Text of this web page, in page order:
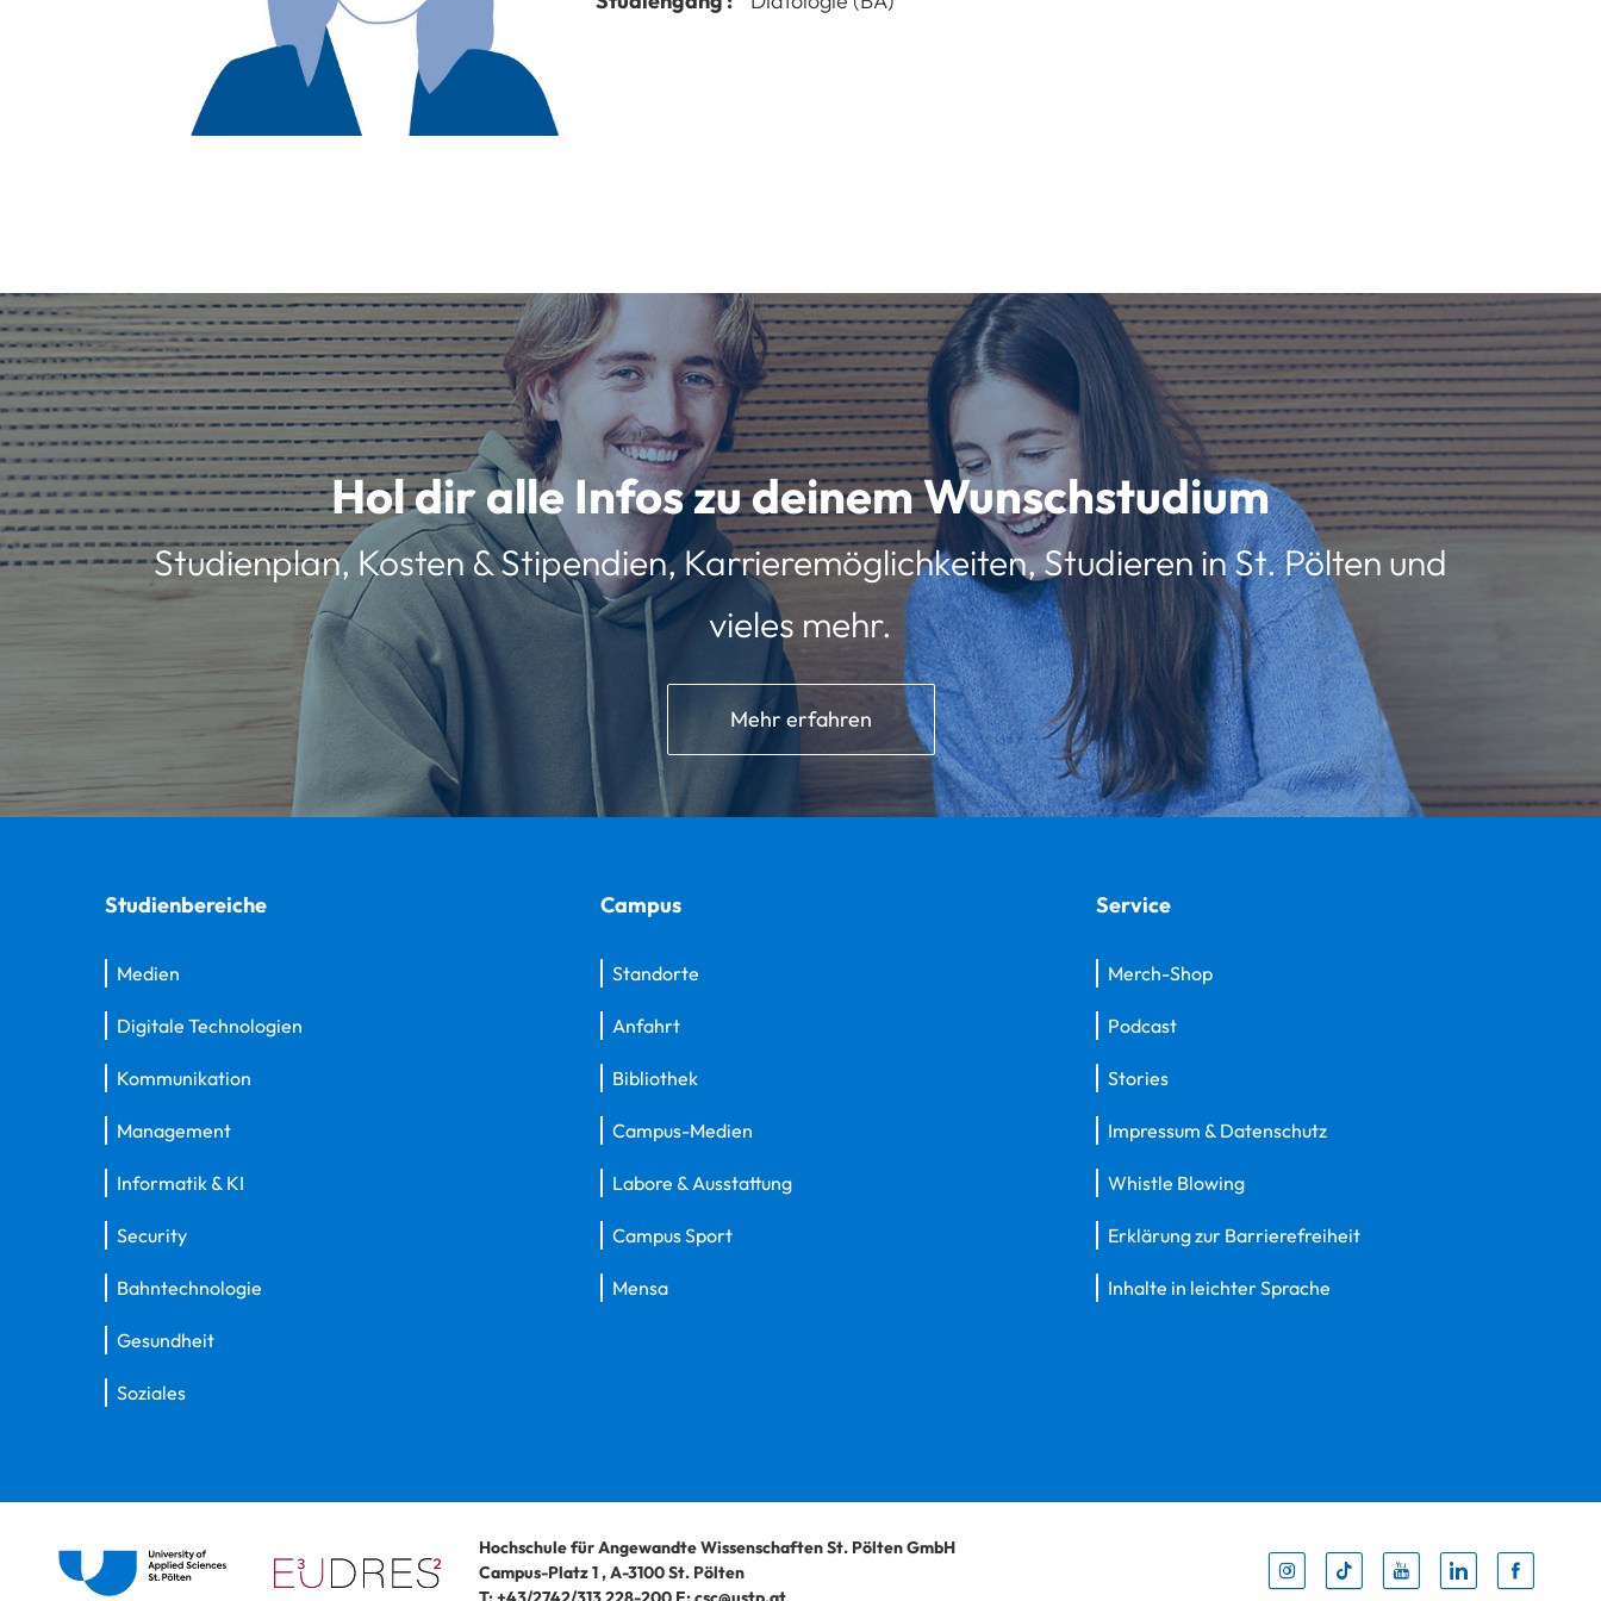
Hol dir alle Infos zu deinem Wunschstudium
Studienplan, Kosten & Stipendien, Karrieremöglichkeiten, Studieren in St. Pölten und
vieles mehr.
Mehr erfahren
Studienbereiche
Medien
Digitale Technologien
Kommunikation
Management
Informatik & KI
Security
Bahntechnologie
Gesundheit
Soziales
Campus
Standorte
Anfahrt
Bibliothek
Campus-Medien
Labore & Ausstattung
Campus Sport
Mensa
Service
Merch-Shop
Podcast
Stories
Impressum & Datenschutz
Whistle Blowing
Erklärung zur Barrierefreiheit
Inhalte in leichter Sprache
Hochschule für Angewandte Wissenschaften St. Pölten GmbH
Campus-Platz 1,A-3100St. Pölten